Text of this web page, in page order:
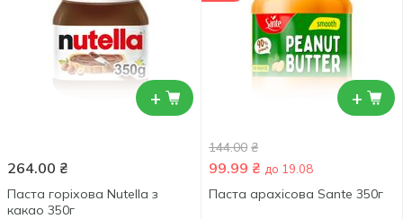
+
264.00 ₴
Паста горіхова Nutella з
какао 350г
+
144.00 ₴
99.99 ₴ до 19.08
Паста арахісова Sante 350г